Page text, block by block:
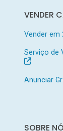
VENDER
Vender em
Serviço de
Anunciar
SOBRE